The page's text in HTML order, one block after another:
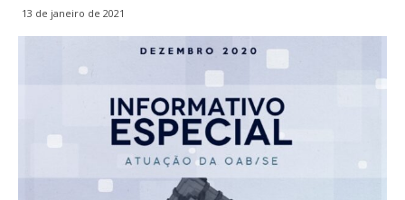
13 de janeiro de 2021